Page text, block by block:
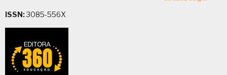
ISSN:3085-556X